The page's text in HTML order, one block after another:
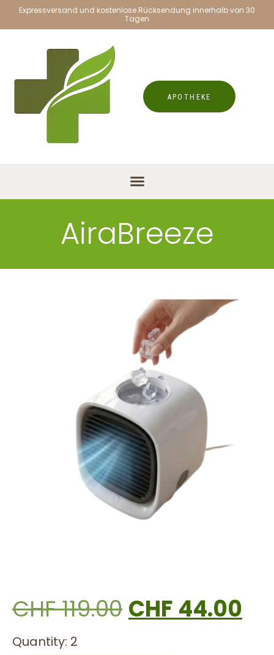
Expressversand und kostenlose Rücksendung innerhalb von 30
Tagen
APOTHEKE
AiraBreeze
CHF119.00CHF44.00
Quantity: 2